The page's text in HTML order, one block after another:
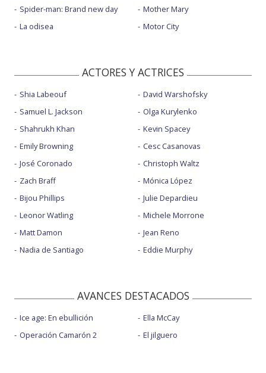
Spider-man: Brand new day
La odisea
Mother Mary
Motor City
ACTORES Y ACTRICES
Shia Labeouf
Samuel L. Jackson
Shahrukh Khan
Emily Browning
José Coronado
Zach Braff
Bijou Phillips
Leonor Watling
Matt Damon
Nadia de Santiago
David Warshofsky
Olga Kurylenko
Kevin Spacey
Cesc Casanovas
Christoph Waltz
Mónica López
Julie Depardieu
Michele Morrone
Jean Reno
Eddie Murphy
AVANCES DESTACADOS
Ice age: En ebullición
Operación Camarón 2
Ella McCay
El jilguero